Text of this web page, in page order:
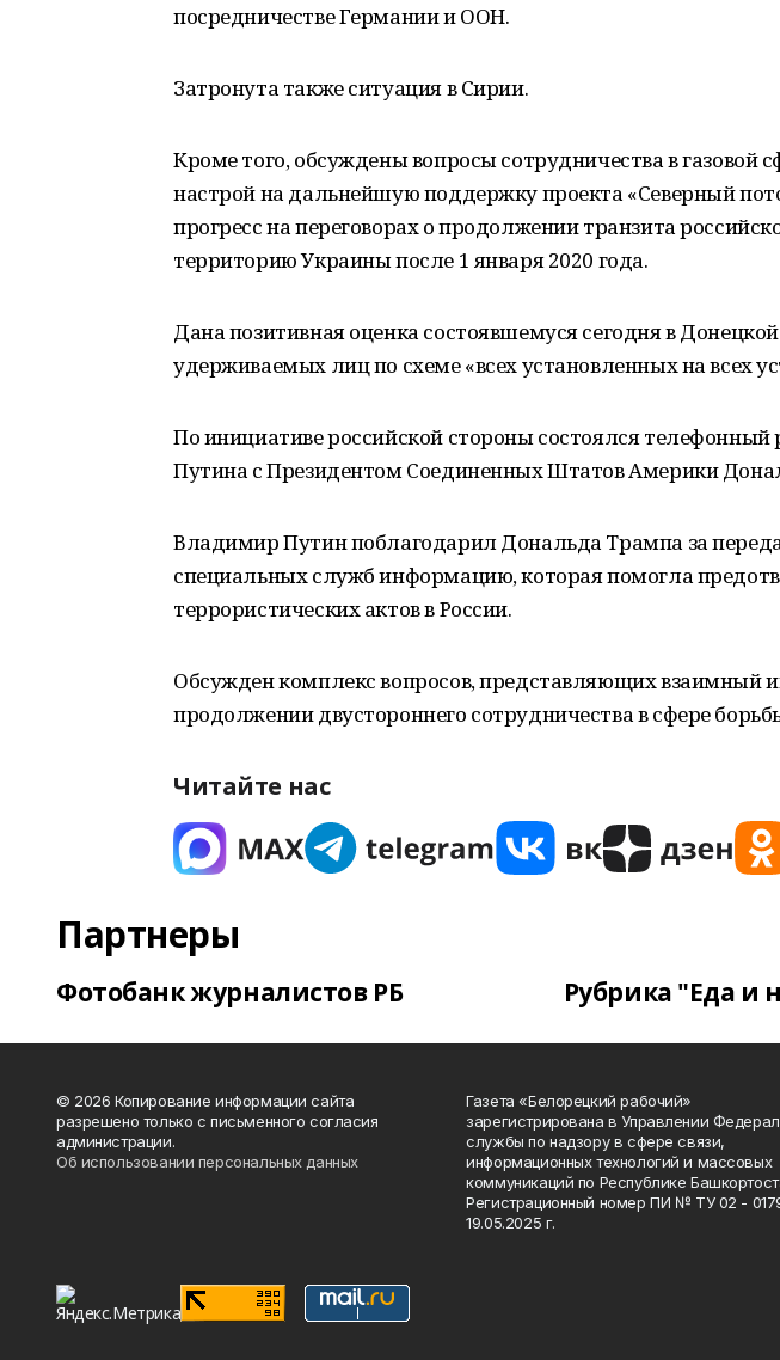
посредничестве Германии и ООН.
Затронута также ситуация в Сирии.
Кроме того, обсуждены вопросы сотрудничества в газовой
настрой на дальнейшую поддержку проекта «Северный
прогресс на переговорах о продолжении транзита
территорию Украины после 1 января 2020 года.
Дана позитивная оценка состоявшемуся сегодня в
удерживаемых лиц по схеме «всех установленных на всех
По инициативе российской стороны состоялся телефонный
Путина с Президентом Соединенных Штатов Америки
Владимир Путин поблагодарил Дональда Трампа за
специальных служб информацию, которая помогла
террористических актов в России.
Обсужден комплекс вопросов, представляющих взаимный
продолжении двустороннего сотрудничества в сфере
Читайте нас
Партнеры
Фотобанк журналистов РБ Рубрика "Еда и
© 2026 Копирование информации сайта
разрешено только с письменного согласия
администрации.
Об использовании персональных данных
Газета «Белорецкий рабочий»
зарегистрирована в Управлении
службы по надзору в сфере связи,
информационных технологий и массовых
коммуникаций по Республике
Регистрационный номер ПИ № ТУ 02 -
19.05.2025 г.